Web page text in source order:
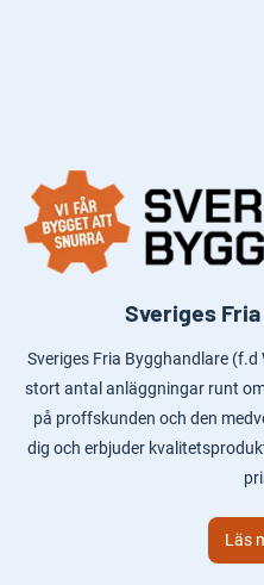
Sveriges
Sveriges Fria Bygghandlare
stort antal anläggningar runt
på proffskunden och den
dig och erbjuder
Läs